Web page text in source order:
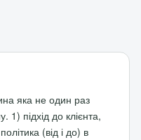
яка не один раз
1) підхід до клієнта,
(від і до) в